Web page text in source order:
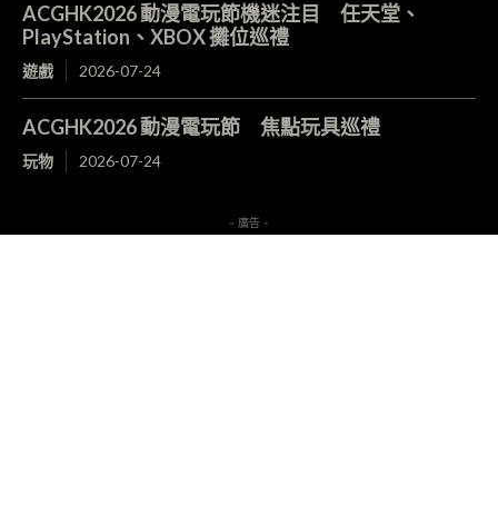
ACGHK2026 動漫電玩節機迷注目 任天堂、
PlayStation、XBOX 攤位巡禮
遊戲 2026-07-24
ACGHK2026 動漫電玩節 焦點玩具巡禮
玩物 2026-07-24
- 廣告 -